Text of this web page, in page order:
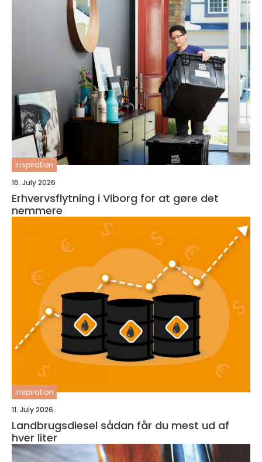
inspiration
16. July 2026
Erhvervsflytning i Viborg for at gøre det
nemmere
inspiration
11. July 2026
Landbrugsdiesel sådan får du mest ud af
hver liter